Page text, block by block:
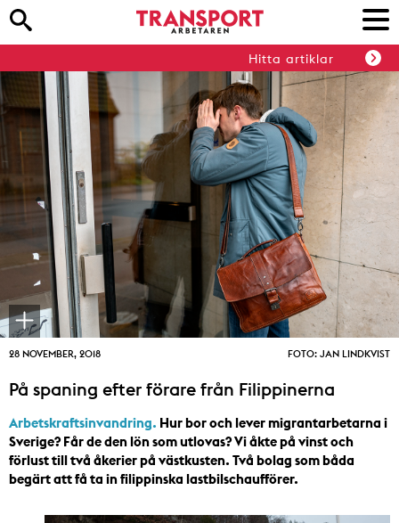
Hitta artiklar
28 NOVEMBER, 2018 FOTO: JAN LINDKVIST
På spaning efter förare från Filippinerna
Arbetskraftsinvandring. Hur bor och lever migrantarbetarna i
Sverige? Får de den lön som utlovas? Vi åkte på vinst och
förlust till två åkerier på västkusten. Två bolag som båda
begärt att få ta in filippinska lastbilschaufförer.